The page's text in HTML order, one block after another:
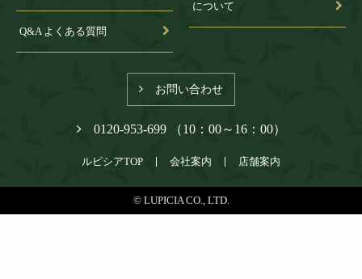
Q&A よくある質問
について
お問い合わせ
0120-953-699 （10：00～16：00）
ルピシアTOP 会社案内 店舗案内
© LUPICIA CO., LTD.